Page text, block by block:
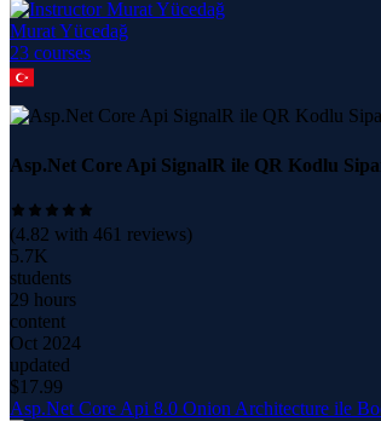
Murat Yücedağ
23 courses
Asp.Net Core Api SignalR ile QR Kodlu
(4.82 with 461 reviews)
5.7K
students
29 hours
content
Oct 2024
updated
$17.99
Asp.Net Core Api 8.0 Onion Architecture ile